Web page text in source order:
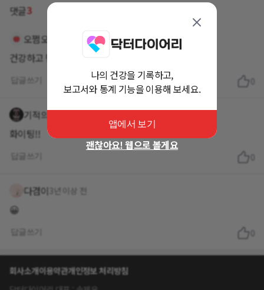
댓글3
오쩜오가즈아 3년 이상 전
건강하고 행복한 하루보내세요^^
기적의아이콘
화이팅!!
다겸이 3년 이상 전
😀
회사소개이용약관개인정보 처리방침
나의 건강을 기록하고,
보고서와 통계 기능을 이용해 보세요.
앱에서 보기
괜찮아요! 웹으로 볼게요